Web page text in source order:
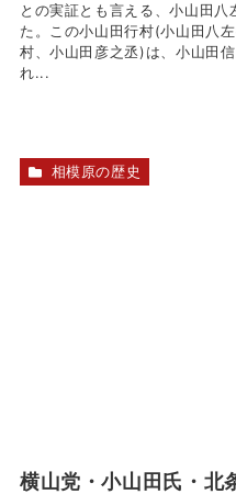
との実証とも言える、小山田
た。この小山田行村(小山田八
村、小山田彦之丞)は、小山田
れ...
横山党・小山田氏・北
相模原の歴史